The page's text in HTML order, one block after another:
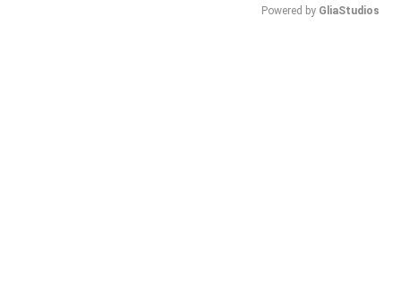
Powered by GliaStudios